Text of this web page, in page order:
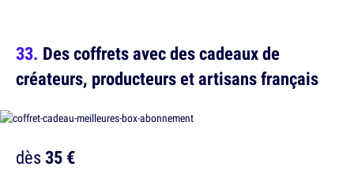
Des coffrets avec des cadeaux de
créateurs, producteurs et artisans français
dès35 €